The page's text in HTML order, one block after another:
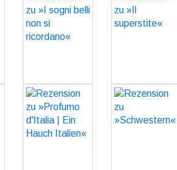
»I sogni belli
non si
ricordano«
»Il superstite«
Rezension zu
»Profumo
d'Italia | Ein
Hauch Italien«
Rezension zu
»Schwestern«